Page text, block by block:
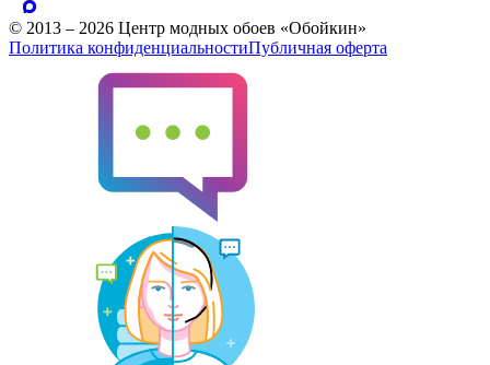
© 2013 – 2026 Центр модных обоев «Обойкин»
Политика конфиденциальностиПубличная оферта